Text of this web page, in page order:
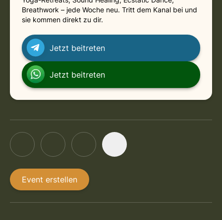
Breathwork – jede Woche neu. Tritt dem Kanal bei und
sie kommen direkt zu dir.
Jetzt beitreten
Jetzt beitreten
Event erstellen